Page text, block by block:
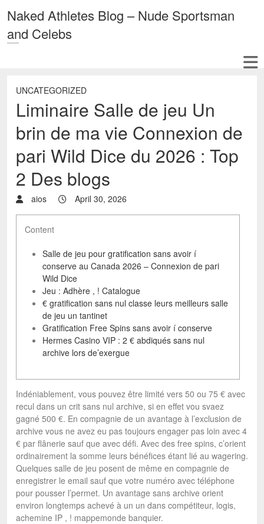
Naked Athletes Blog – Nude Sportsman
and Celebs
UNCATEGORIZED
Liminaire Salle de jeu Un
brin de ma vie Connexion de
pari Wild Dice du 2026 : Top
2 Des blogs
aios April 30, 2026
Content
Salle de jeu pour gratification sans avoir í
conserve au Canada 2026 – Connexion de pari
Wild Dice
Jeu : Adhère , ! Catalogue
€ gratification sans nul classe leurs meilleurs salle
de jeu un tantinet
Gratification Free Spins sans avoir í conserve
Hermes Casino VIP : 2 € abdiqués sans nul
archive lors de’exergue
Indéniablement, vous pouvez être limité vers 50 ou 75 € avec
recul dans un crit sans nul archive, si en effet vou svaez
gagné 500 €. En compagnie de un avantage à l’exclusion de
archive vous ne avez eu pas toujours engager pas loin avec 4
€ par flânerie sauf que avec défi. Avec des free spins, c’orient
ordinairement la somme leurs bénéfices étant lié au wagering.
Quelques salle de jeu posent de même en compagnie de
enregistrer le email sauf que votre numéro avec téléphone
pour pousser l’permet. Un avantage sans archive orient
environ longtemps achevé à un un dans compétiteur, logis,
achemine IP , ! mappemonde banquier.